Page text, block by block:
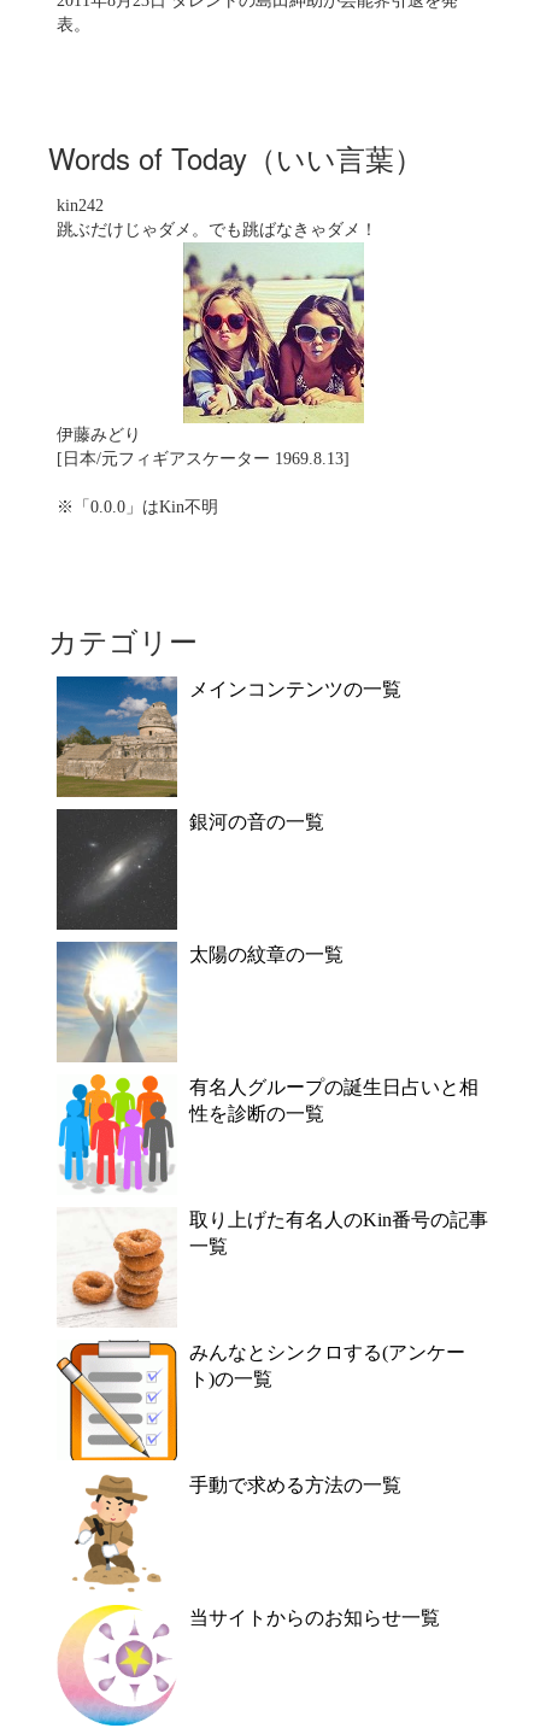
表。
Words of Today（いい言葉）
kin242
跳ぶだけじゃダメ。でも跳ばなきゃダメ！
伊藤みどり
[日本/元フィギアスケーター 1969.8.13]
※「0.0.0」はKin不明
カテゴリー
メインコンテンツの一覧
銀河の音の一覧
太陽の紋章の一覧
有名人グループの誕生日占いと相
性を診断の一覧
取り上げた有名人のKin番号の記事
一覧
みんなとシンクロする(アンケー
ト)の一覧
手動で求める方法の一覧
当サイトからのお知らせ一覧